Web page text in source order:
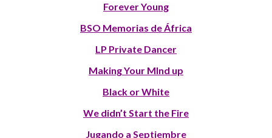
Forever Young
BSO Memorias de África
LP Private Dancer
Making Your MInd up
Black or White
We didn’t Start the Fire
Jugando a Septiembre